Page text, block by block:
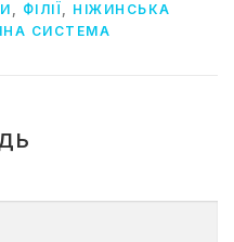
, ФІЛІЇ , НІЖИНСЬКА
СИСТЕМА